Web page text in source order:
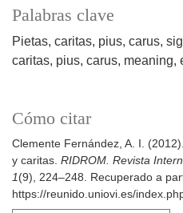
Palabras clave
Pietas caritas pius carus
caritas pius carus meaning
Cómo citar
Clemente Fernández, A. I.
y caritas. RIDROM. Revista
1(9), 224–248. Recuperado a
https://reunido.uniovi.es/